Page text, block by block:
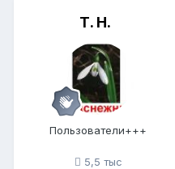
Т. Н.
Пользователи+++
5,5 тыс